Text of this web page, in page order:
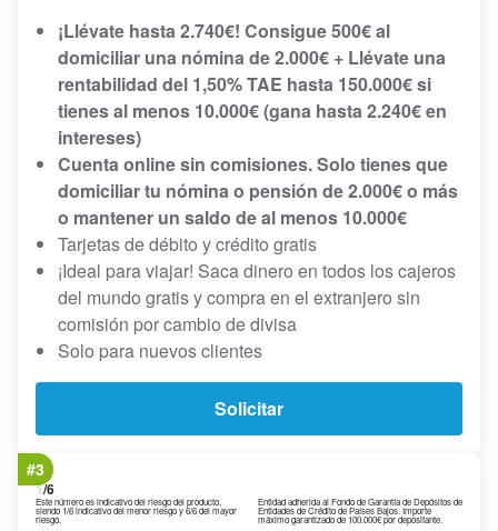
¡Llévate hasta 2.740€! Consigue 500€ al
domiciliar una nómina de 2.000€ + Llévate una
rentabilidad del 1,50% TAE hasta 150.000€ si
tienes al menos 10.000€ (gana hasta 2.240€ en
intereses)
Cuenta online sin comisiones. Solo tienes que
domiciliar tu nómina o pensión de 2.000€ o más
o mantener un saldo de al menos 10.000€
Tarjetas de débito y crédito gratis
¡Ideal para viajar! Saca dinero en todos los cajeros
del mundo gratis y compra en el extranjero sin
comisión por cambio de divisa
Solo para nuevos clientes
Solicitar
1/6
Este número es indicativo del riesgo del producto,
siendo 1/6 indicativo del menor riesgo y 6/6 del mayor
riesgo.
Entidad adherida al Fondo de Garantía de Depósitos de
Entidades de Crédito de Países Bajos. Importe
máximo garantizado de 100.000€ por depositante.
#3